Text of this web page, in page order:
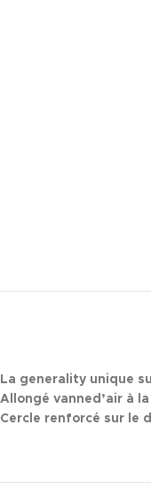
La generality unique
Allongé vanned’air à la
Cercle renforcé sur le